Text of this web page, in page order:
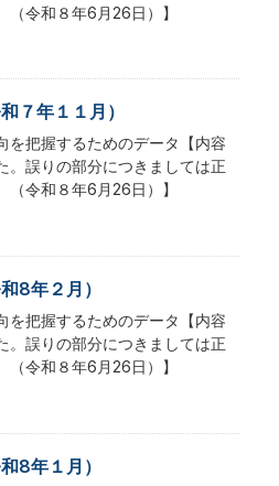
令和８年6月26日）】
７年１１月）
を把握するためのデータ【内容
。誤りの部分につきましては正
令和８年6月26日）】
8年２月）
を把握するためのデータ【内容
。誤りの部分につきましては正
令和８年6月26日）】
8年１月）